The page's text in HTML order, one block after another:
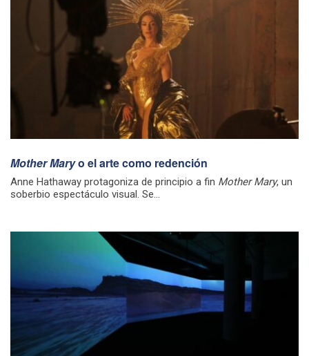
Mother Maryo el arte como redención
Anne Hathaway protagoniza de principio a fin Mother Mary, un
soberbio espectáculo visual. Se...